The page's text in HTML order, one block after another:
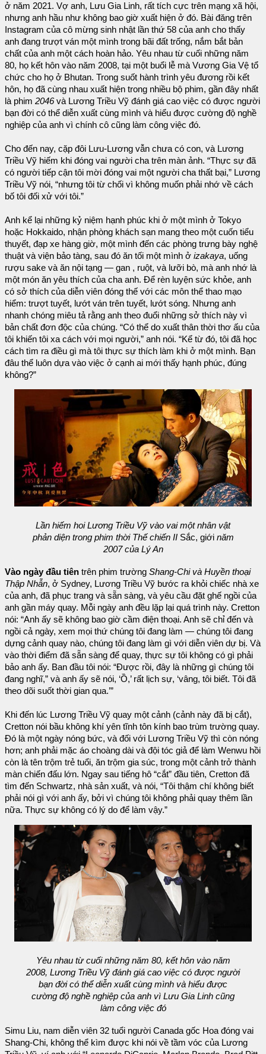
ở năm 2021. Vợ anh, Lưu Gia Linh, rất tích cực trên mạng xã hội,
nhưng anh hầu như không bao giờ xuất hiện ở đó. Bài đăng trên
Instagram của cô mừng sinh nhật lần thứ 58 của anh cho thấy
anh đang trượt ván một mình trong bãi đất trống, nắm bắt bản
chất của anh một cách hoàn hảo. Yêu nhau từ cuối những năm
80, họ kết hôn vào năm 2008, tại một buổi lễ mà Vương Gia Vệ tổ
chức cho họ ở Bhutan. Trong suốt hành trình yêu đương rồi kết
hôn, họ đã cùng nhau xuất hiện trong nhiều bộ phim, gần đây nhất
là phim 2046và Lương Triều Vỹ đánh giá cao việc có được người
bạn đời có thể diễn xuất cùng mình và hiểu được cường độ nghề
nghiệp của anh vì chính cô cũng làm công việc đó.
Cho đến nay, cặp đôi Lưu-Lương vẫn chưa có con, và Lương
Triều Vỹ hiếm khi đóng vai người cha trên màn ảnh. “Thực sự đã
có người tiếp cận tôi mời đóng vai một người cha thất bại,” Lương
Triều Vỹ nói, “nhưng tôi từ chối vì không muốn phải nhớ về cách
bố tôi đối xử với tôi.”
Anh kể lại những kỷ niệm hạnh phúc khi ở một mình ở Tokyo
hoặc Hokkaido, nhận phòng khách sạn mang theo một cuốn tiểu
thuyết, đạp xe hàng giờ, một mình đến các phòng trưng bày nghệ
thuật và viện bảo tàng, sau đó ăn tối một mình ở izakaya, uống
rượu sake và ăn nội tạng — gan , ruột, và lưỡi bò, mà anh nhớ là
một món ăn yêu thích của cha anh. Để rèn luyện sức khỏe, anh
có sở thích của diễn viên đóng thế với các môn thể thao mạo
hiểm: trượt tuyết, lướt ván trên tuyết, lướt sóng. Nhưng anh
nhanh chóng miêu tả rằng anh theo đuổi những sở thích này vì
bản chất đơn độc của chúng. “Có thể do xuất thân thời thơ ấu của
tôi khiến tôi xa cách với mọi người,” anh nói. “Kể từ đó, tôi đã học
cách tìm ra điều gì mà tôi thực sự thích làm khi ở một mình. Bạn
đâu thể luôn dựa vào việc ở cạnh ai mới thấy hạnh phúc, đúng
không?”
Lần hiếm hoi Lương Triều Vỹ vào vai một nhân vật
phản diện trong phim thời Thế chiến II Sắc, giớinăm
2007 của Lý An
Vào ngày đầu tiên trên phim trường Shang-Chi và Huyền thoại
Thập Nhẫn, ở Sydney, Lương Triều Vỹ bước ra khỏi chiếc nhà xe
của anh, đã phục trang và sẵn sàng, và yêu cầu đặt ghế ngồi của
anh gần máy quay. Mỗi ngày anh đều lặp lại quá trình này. Cretton
nói: “Anh ấy sẽ không bao giờ cầm điện thoại. Anh sẽ chỉ đến và
ngồi cả ngày, xem mọi thứ chúng tôi đang làm — chúng tôi đang
dựng cảnh quay nào, chúng tôi đang làm gì với diễn viên dự bị. Và
vào thời điểm đã sẵn sàng để quay, thực sự tôi không có gì phải
bảo anh ấy. Ban đầu tôi nói: “Được rồi, đây là những gì chúng tôi
đang nghĩ,” và anh ấy sẽ nói, ‘Ồ,’ rất lịch sự, ‘vâng, tôi biết. Tôi đã
theo dõi suốt thời gian qua.’”
Khi đến lúc Lương Triều Vỹ quay một cảnh (cảnh này đã bị cắt),
Cretton nói bầu không khí yên tĩnh tôn kính bao trùm trường quay.
Đó là một ngày nóng bức, và đối với Lương Triều Vỹ thì còn nóng
hơn; anh phải mặc áo choàng dài và đội tóc giả để làm Wenwu hồi
còn là tên trộm trẻ tuổi, ăn trộm gia súc, trong một cảnh trở thành
màn chiến đấu lớn. Ngay sau tiếng hô “cắt” đầu tiên, Cretton đã
tìm đến Schwartz, nhà sản xuất, và nói, “Tôi thậm chí không biết
phải nói gì với anh ấy, bởi vì chúng tôi không phải quay thêm lần
nữa. Thực sự không có lý do để làm vậy.”
Yêu nhau từ cuối những năm 80, kết hôn vào năm
2008, Lương Triều Vỹ đánh giá cao việc có được người
bạn đời có thể diễn xuất cùng mình và hiểu được
cường độ nghề nghiệp của anh vì Lưu Gia Linh cũng
làm công việc đó
Simu Liu, nam diễn viên 32 tuổi người Canada gốc Hoa đóng vai
Shang-Chi, không thể kìm được khi nói về tầm vóc của Lương